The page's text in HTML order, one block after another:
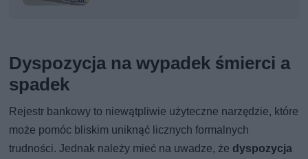
Dyspozycja na wypadek śmierci a
spadek
Rejestr bankowy to niewątpliwie użyteczne narzędzie, które
może pomóc bliskim uniknąć licznych formalnych
trudności. Jednak należy mieć na uwadze, że dyspozycja